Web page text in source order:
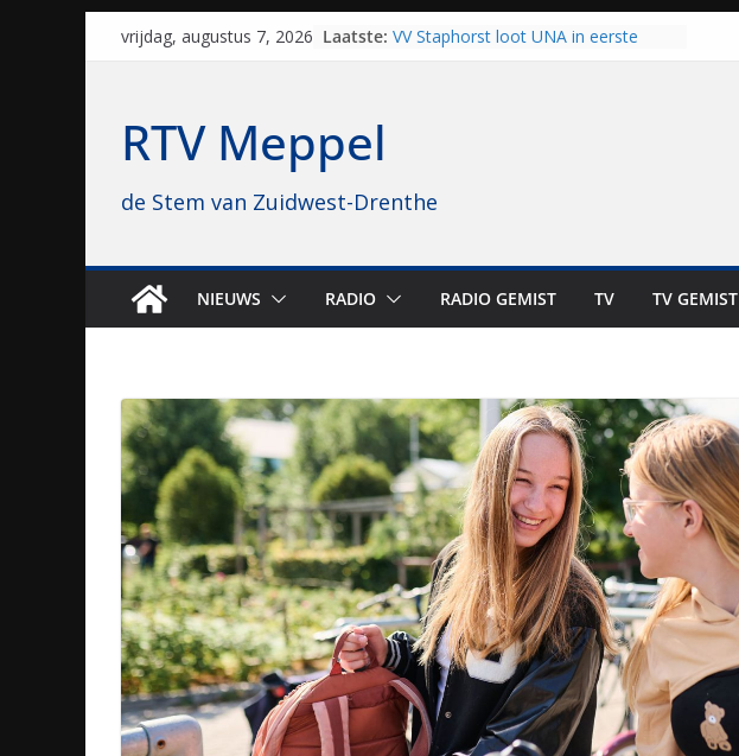
Skipvrijdag, augustus 7, 2026 Laatste:
Vrijwilligers laten bewoners genieten
van vissport: “Dat is niet in geld uit te
genomen
topbioscoop geweest”
Staphorst maakt zich op voor
brullende motoren: internationale
RTV Meppel
de Stem van Zuidwest-Drenthe
NIEUWS RADIO RADIO GEMIST TV TV GEMIST